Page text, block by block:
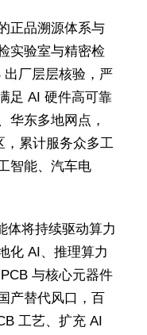
正品溯源体系与
实验室与精密检
厂层层核验，严
足 AI 硬件高可靠
华东多地网点，
，累计服务众多工
智能、汽车电
体将持续驱动算力
化 AI、推理算力
与核心元器件
产替代风口，百
工艺、扩充 AI